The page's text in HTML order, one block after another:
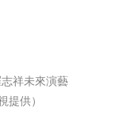
祥未來演藝
供）